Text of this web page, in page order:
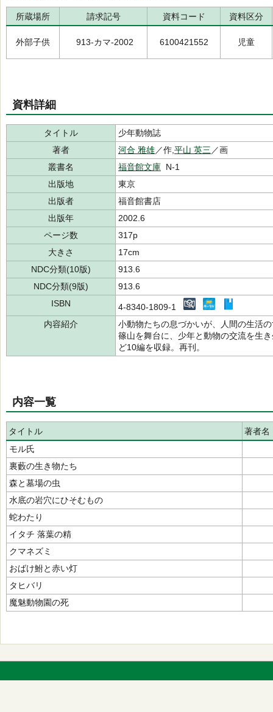
所蔵場所 請求記号 資料コード 資料区分
外部子供 913-カマ-2002 6100421552 児童
資料詳細
タイトル
少年動物誌
著者
河合 雅雄／作, 平山 英三 ／画
叢書名
福音館文庫 N-1
出版地
東京
出版者
福音館書店
出版年
2002.6
ページ数
317p
大きさ
17cm
NDC分類(10版)
913.6
NDC分類(9版)
913.6
ISBN
4-8340-1809-1
内容紹介
小動物たちの息づかいが、人間の生活
篠山を舞台に、少年と動物の交流を生
ど10編を収録。再刊。
内容一覧
タイトル
著者名
モル氏
裏藪の生き物たち
森と墓場の虫
水底の岩穴にひそむもの
蛇わたり
イタチ 落葉の精
クマネズミ
おばけ鮒と赤い灯
タヒバリ
魔魅動物園の死